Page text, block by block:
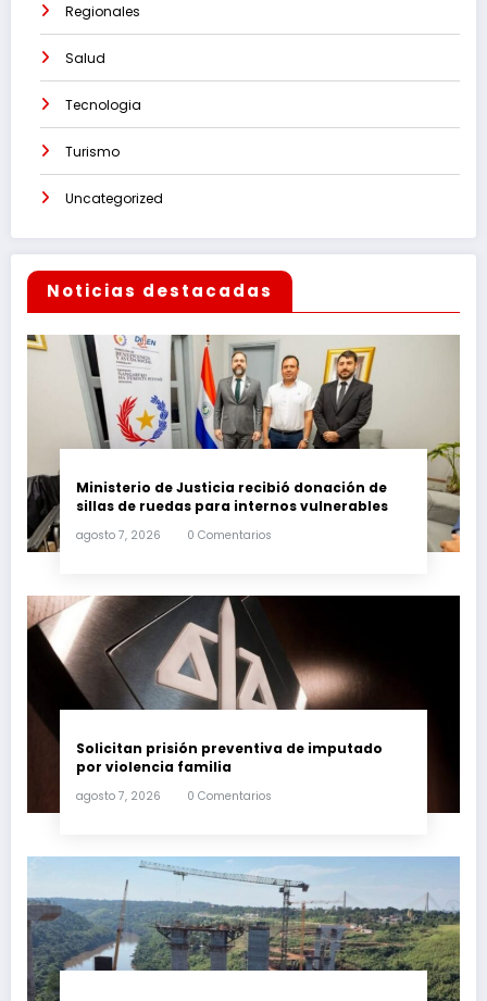
Regionales
Salud
Tecnologia
Turismo
Uncategorized
Noticias destacadas
Ministerio de Justicia recibió donación de
sillas de ruedas para internos vulnerables
agosto 7, 2026 0 Comentarios
Solicitan prisión preventiva de imputado
por violencia familia
agosto 7, 2026 0 Comentarios